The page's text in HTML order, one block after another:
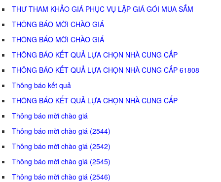
THƯ THAM KHẢO GIÁ PHỤC VỤ LẬP GIÁ GÓI MUA SẮM
THÔNG BÁO MỜI CHÀO GIÁ
THÔNG BÁO MỜI CHÀO GIÁ
THÔNG BÁO KẾT QUẢ LỰA CHỌN NHÀ CUNG CẤP
THÔNG BÁO KẾT QUẢ LỰA CHỌN NHÀ CUNG CẤP 61808
Thông báo kết quả
THÔNG BÁO KẾT QUẢ LỰA CHỌN NHÀ CUNG CẤP
Thông báo mời chào giá
Thông báo mời chào giá (2544)
Thông báo mời chào giá (2542)
Thông báo mời chào giá (2545)
Thông báo mời chào giá (2546)